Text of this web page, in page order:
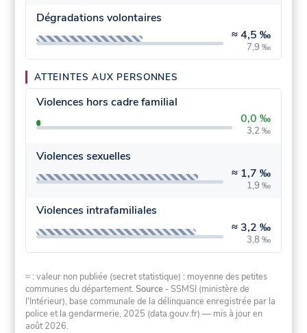
Dégradations volontaires
≈4,5 ‰
7,9 ‰
ATTEINTES AUX PERSONNES
Violences hors cadre familial
0,0 ‰
3,2 ‰
Violences sexuelles
≈ 1,7 ‰
1,9 ‰
Violences intrafamiliales
≈ 3,2 ‰
3,8 ‰
≈ : valeur non publiée (secret statistique) : moyenne des petites
communes du département.Source - SSMSI (ministère de
l'Intérieur), base communale de la délinquance enregistrée par la
police et la gendarmerie, 2025 (data.gouv.fr) — mis à jour en
août 2026.